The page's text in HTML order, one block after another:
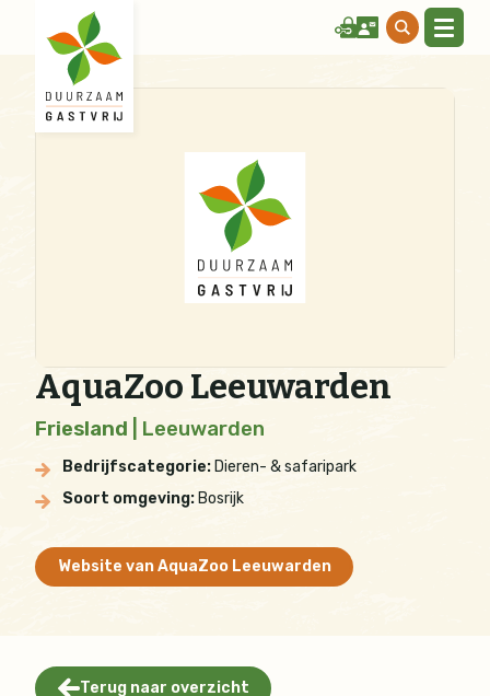
AquaZoo Leeuwarden
Friesland | Leeuwarden
Bedrijfscategorie: Dieren- & safaripark
Soort omgeving: Bosrijk
Website van AquaZoo Leeuwarden
Terug naar overzicht